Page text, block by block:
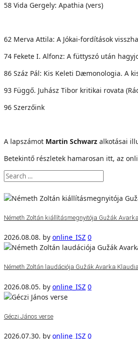
58 Vida Gergely: Apathia (vers)
62 Merva Attila: A Jókai-fordítások
74 Fekete I. Alfonz: A füttyszó után
86 Száz Pál: Kis Keleti Dæmonologia. A
93 Függő. Juhász Tibor kritikai rovata
96 Szerzőink
A lapszámot Martin Schwarz alkotásai
Betekintő részletek hamarosan itt, az
Németh Zoltán kiállításmegnyitója Gužák
2026.08.08. by online_ISZ 0
Németh Zoltán laudációja Gužák Avarka
2026.08.05. by online_ISZ 0
Géczi János verse
2026.07.30. by online_ISZ 0